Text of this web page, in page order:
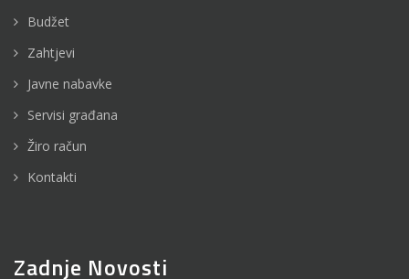
Budžet
Zahtjevi
Javne nabavke
Servisi građana
Žiro račun
Kontakti
Zadnje Novosti